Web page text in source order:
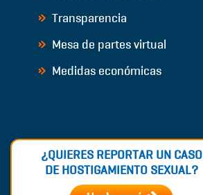
Transparencia
Mesa de partes virtual
Medidas económicas
¿QUIERES REPORTAR UN CASO
DE HOSTIGAMIENTO SEXUAL?